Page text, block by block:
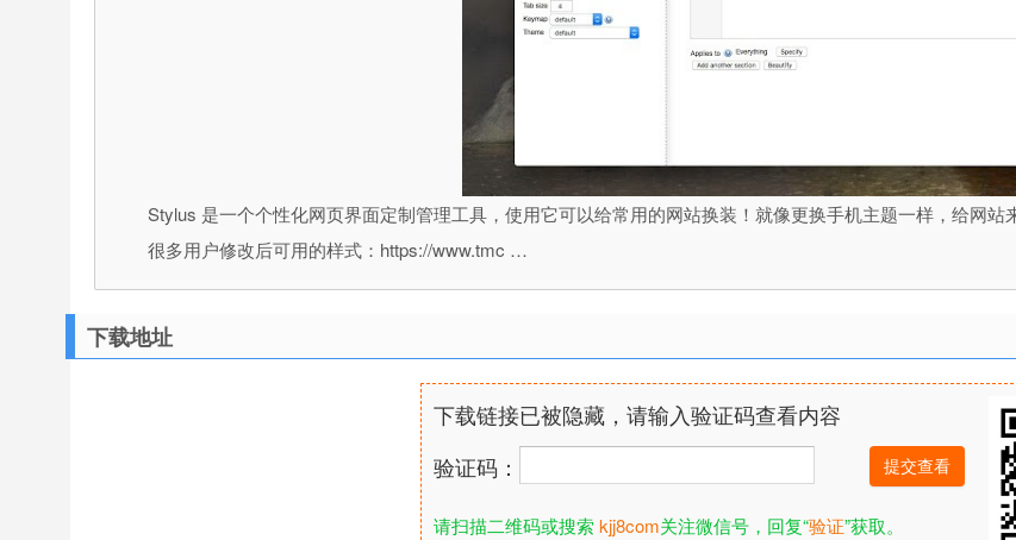
Stylus 是一个个性化网页界面定制管理工具，使用它可以给常用的网站换装！就像更换手机主题一样，给网
很多用户修改后可用的样式：https://www.tmc …
下载地址
下载链接已被隐藏，请输入验证码查看内容
验证码：
请扫描二维码或搜索kjj8com关注微信号，回复“验证”获取。